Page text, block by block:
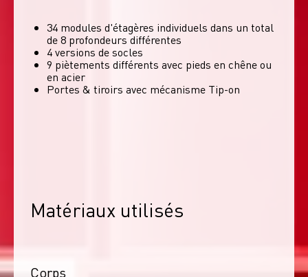
34 modules d'étagères individuels dans un total
de 8 profondeurs différentes
4 versions de socles
9 piètements différents avec pieds en chêne ou
en acier
Portes & tiroirs avec mécanisme Tip-on
Matériaux utilisés
Corps